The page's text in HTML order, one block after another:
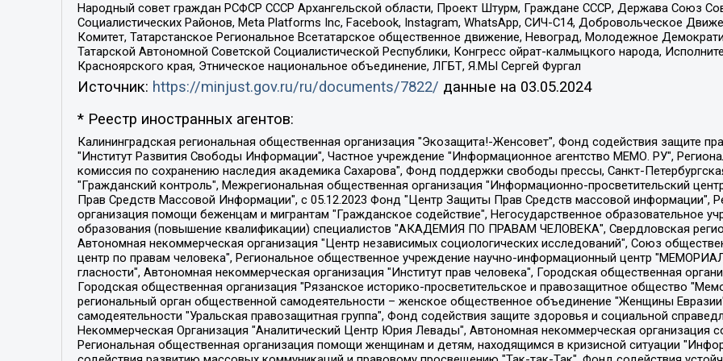
Народный совет граждан РСФСР СССР Архангельской области, Проект Штурм, Граждане СССР, Держава Союз
Социалистических Районов, Meta Platforms Inc, Facebook, Instagram, WhatsApp, СИЧ-С14, Добровольческое
Комитет, Татарстанское Региональное Всетатарское общественное движение, Невоград, Молодежное
Татарской Автономной Советской Социалистической Республики, Конгресс ойрат-калмыцкого народа,
Красноярского края, Этническое национальное объединение, ЛГБТ, Я.МЫ Сергей Фургал
Источник: https://minjust.gov.ru/ru/documents/7822/ данные на 03.05.2024
* Реестр иностранных агентов:
Калининградская региональная общественная организация "Экозащита!-Женсовет", Фонд содействия защите прав и свобод граждан "Общественный вердикт", Фонд "Институт Развития Свободы Информации", Частное учреждение "Информационное агентство МЕМО. РУ", Региональная общественная организация "Общественная комиссия по сохранению наследия академика Сахарова", Фонд поддержки свободы прессы, Санкт-Петербургская общественная правозащитная организация "Гражданский контроль", Межрегиональная общественная организация "Информационно-просветительский центр "Мемориал", Региональный Фонд "Центр Защиты Прав Средств Массовой Информации", с 05.12.2023 Фонд "Центр Защиты Прав Средств массовой информации", Региональная общественная благотворительная организация помощи беженцам и мигрантам "Гражданское содействие", Негосударственное образовательное учреждение дополнительного профессионального образования (повышение квалификации) специалистов "АКАДЕМИЯ ПО ПРАВАМ ЧЕЛОВЕКА", Свердловская региональная общественная организация "Сутяжник", Автономная некоммерческая организация "Центр независимых социологических исследований", Союз общественных объединений "Российский исследовательский центр по правам человека", Региональное общественное учреждение научно-информационный центр "МЕМОРИАЛ", Некоммерческая организация "Фонд защиты гласности", Автономная некоммерческая организация "Институт прав человека", Городская общественная организация "Екатеринбургское общество "МЕМОРИАЛ", Городская общественная организация "Рязанское историко-просветительское и правозащитное общество "Мемориал" (Рязанский Мемориал), Челябинский региональный орган общественной самодеятельности – женское общественное объединение "Женщины Евразии", Челябинский региональный орган общественной самодеятельности "Уральская правозащитная группа", Фонд содействия защите здоровья и социальной справедливости имени Андрея Рылькова, Автономная Некоммерческая Организация "Аналитический Центр Юрия Левады", Автономная некоммерческая организация социальной поддержки населения "Проект Апрель", Региональная общественная организация помощи женщинам и детям, находящимся в кризисной ситуации "Информационно-методический центр "Анна", Фонд содействия развитию массовых коммуникаций и правовому просвещению "Так-так-Так", Фонд содействия устойчивому развитию "Серебряная тайга", Свердловский региональный общественный фонд социальных проектов "Новое время", "Idel.Реалии", Кавказ.Реалии, Крым.Реалии, Телеканал Настоящее Время, Татаро-башкирская служба Радио Свобода (Azatliq Radiosi), Радио Свободная Европа/Радио Свобода (PCE/PC), "Сибирь.Реалии", "Фактограф", Благотворительный фонд помощи осужденным и их семьям, Автономная некоммерческая организация "Институт глобализации и социальных движений", Фонд "В защиту прав заключенных", Частное учреждение "Центр поддержки и содействия развитию средств массовой информации", Пензенский региональный общественный благотворительный фонд "Гражданский союз", "Север.Реалии", Некоммерческая организация Фонд "Правовая инициатива", Общество с ограниченной ответственностью "Радио Свободная Европа/Радио Свобода", Чешское информационное агентство "MEDIUM-ORIENT", Красноярская региональная общественная организация "Мы против СПИДа", Камалягин Денис Николаевич, Маркелов Сергей Евгеньевич, Пономарев Лев Александрович, Савицкая Людмила Алексеевна, Автономная некоммерческая организация "Центр по работе с проблемой насилия "НАСИЛИЮ.НЕТ", Межрегиональный профессиональный союз работников здравоохранения "Альянс врачей", Юридическое лицо, зарегистрированное в Латвийской Республике, SIA "Medusa Project" (регистрационный номер 40103797863, дата регистрации 10.06.2014), Некоммерческая организация "Фонд по борьбе с коррупцией", Автономная некоммерческая организация "Институт права и публичной политики", Баданин Роман Сергеевич, Гликин Максим Александрович, Железнова Мария Михайловна, Лукьянова Юлия Сергеевна, Маетная Елизавета Витальевна, Маняхин Петр Борисович, Чуракова Ольга Владимировна, Ярош Юлия Петровна, Юридическое лицо "The Insider SIA", зарегистрированное в Риге, Латвийская Республика (дата регистрации 26.06.2015), являющееся администратором доменного имени интернет-издания "The Insider SIA", https://theins.ru, Постернак Алексей Евгеньевич, Рубин Михаил Аркадьевич, Анин Роман Александрович, Юридическое лицо Istories fonds, зарегистрированное в Латвийской Республике (регистрационный номер 50008295751, дата регистрации 24.02.2020), Великовский Дмитрий Александрович, Долинина Ирина Николаевна, Мароховская Алеся Алексеевна, Шлейнов Роман Юрьевич, Шмагун Олеся Валентиновна, Общество с ограниченной ответственностью "Альтаир 2021", Общество с ограниченной ответственностью "Вега 2021", Общество с ограниченной ответственностью "Главный редактор 2021", Общество с ограниченной ответственностью "Ромашки монолит", Важенков Артем Валерьевич, Ивановская областная общественная организация "Центр гендерных исследований", Гурман Юрий Альбертович, Медиапроект "ОВД-Инфо", Егоров Владимир Владимирович, Жилинский Владимир Александрович, Общество с ограниченной ответственностью "ЗП", Иванова София Юрьевна, Карезина Инна Павловна, Кильтау Екатерина Викторовна, Петров Алексей Викторович, Пискунов Сергей Евгеньевич, Смирнов Сергей Сергеевич, Тихонов Михаил Сергеевич, Общество с ограниченной ответственностью "ЖУРНАЛИСТ-ИНОСТРАННЫЙ АГЕНТ", Арапова Галина Юрьевна, Вольтская Татьяна Анатольевна, Американская компания "Mason G.E.S. Anonymous Foundation" (США), являющаяся владельцем интернет-издания https://mnews.world/, Компания "Stichting Bellingcat", зарегистрированная в Нидерландах (дата регистрации 11.07.2018), Захаров Андрей Вячеславович, Клепиковская Екатерина Дмитриевна, Общество с ограниченной ответственностью "МЕМО", Перл Роман Александрович, Симонов Евгений Алексеевич, Соловьева Елена Анатольевна, Сотников Даниил Владимирович, Сурначева Елизавета Дмитриевна, Автономная некоммерческая организация по защите прав человека и информированию населения "Якутия – Наше Мнение", Общество с ограниченной ответственностью "Москоу диджитал медиа", с 26.01.2023 Общество с ограниченной ответственностью "Чайка Белые сады", Ветошкина Валерия Валерьевна, Заговора Максим Александрович, Межрегиональное общественное движение "Российская ЛГБТ - сеть", Оленичев Максим Владимирович, Павлов Иван Юрьевич, Скворцова Елена Сергеевна, Общество с ограниченной ответственностью "Как бы инагент", Кочетков Игорь Викторович, Общество с ограниченной ответственностью "Честные выборы", Еланчик Олег Александрович, Общество с ограниченной ответственностью "Нобелевский призыв", Гималова Регина Эмилевна, Григорьев Андрей Валерьевич, Григорьева Алина Александровна, Ассоциация по содействию защите прав призывников, альтернативнослужащих и военнослужащих "Правозащитная группа